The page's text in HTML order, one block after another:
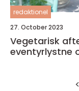
redaktionel
27. October 2023
Vegetarisk
eventyrlystne
<